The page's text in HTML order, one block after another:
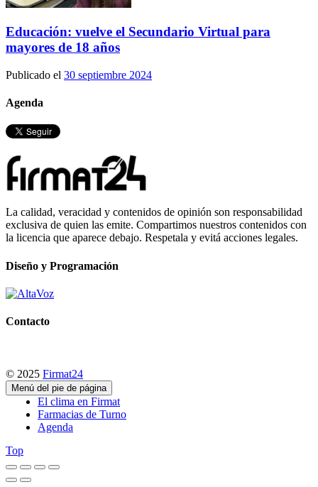
Educación: vuelve el Secundario Virtual para
mayores de 18 años
Publicado el 30 septiembre 2024
Agenda
La calidad, veracidad y contenidos de opinión son responsabilidad
exclusiva de quien las emite. Compartimos nuestros contenidos con
la licencia que aparece debajo. Respetala y evitá acciones legales.
Diseño y Programación
Contacto
© 2025 Firmat24
Menú del pie de página
El clima en Firmat
Farmacias de Turno
Agenda
Top